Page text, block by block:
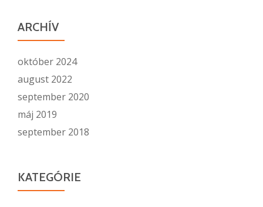
ARCHÍV
október 2024
august 2022
september 2020
máj 2019
september 2018
KATEGÓRIE